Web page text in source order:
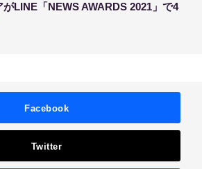
LINE「NEWS AWARDS 2021」で4
Facebook
Twitter